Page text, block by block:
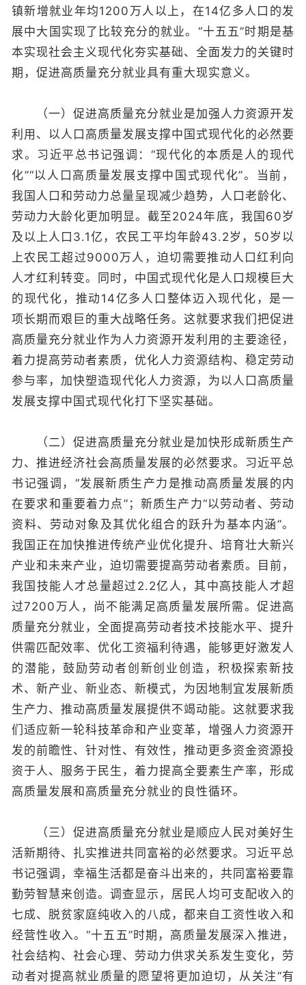
镇新增就业年均1200万人以上，在14亿多人口的发
展中大国实现了比较充分的就业。“十五五”时期是基
本实现社会主义现代化夯实基础、全面发力的关键时
期，促进高质量充分就业具有重大现实意义。
（一）促进高质量充分就业是加强人力资源开发
利用、以人口高质量发展支撑中国式现代化的必然要
求。习近平总书记强调：“现代化的本质是人的现代
化”“以人口高质量发展支撑中国式现代化”。当前，
我国人口和劳动力总量呈现减少趋势，人口老龄化、
劳动力大龄化更加明显。截至2024年底，我国60岁
及以上人口3.1亿，农民工平均年龄43.2岁，50岁以
上农民工超过9000万人，迫切需要推动人口红利向
人才红利转变。同时，中国式现代化是人口规模巨大
的现代化，推动14亿多人口整体迈入现代化，是一
项长期而艰巨的重大战略任务。这就要求我们把促进
高质量充分就业作为人力资源开发利用的主要途径，
着力提高劳动者素质，优化人力资源结构、稳定劳动
参与率，加快塑造现代化人力资源，为以人口高质量
发展支撑中国式现代化打下坚实基础。
（二）促进高质量充分就业是加快形成新质生产
力、推进经济社会高质量发展的必然要求。习近平总
书记强调，“发展新质生产力是推动高质量发展的内
在要求和重要着力点”；新质生产力“以劳动者、劳动
资料、劳动对象及其优化组合的跃升为基本内涵”。
我国正在加快推进传统产业优化提升、培育壮大新兴
产业和未来产业，迫切需要提高劳动者素质。目前，
我国技能人才总量超过2.2亿人，其中高技能人才超
过7200万人，尚不能满足高质量发展所需。促进高
质量充分就业，全面提高劳动者技术技能水平、提升
供需匹配效率、优化工资福利待遇，能够更好激发人
的潜能，鼓励劳动者创新创业创造，积极探索新技
术、新产业、新业态、新模式，为因地制宜发展新质
生产力、推动高质量发展提供不竭动能。这就要求我
们适应新一轮科技革命和产业变革，增强人力资源开
发的前瞻性、针对性、有效性，推动更多资金资源投
资于人、服务于民生，着力提高全要素生产率，形成
高质量发展和高质量充分就业的良性循环。
（三）促进高质量充分就业是顺应人民对美好生
活新期待、扎实推进共同富裕的必然要求。习近平总
书记强调，幸福生活都是奋斗出来的，共同富裕要靠
勤劳智慧来创造。调查显示，居民人均可支配收入的
七成、脱贫家庭纯收入的八成，都来自工资性收入和
经营性收入。“十五五”时期，高质量发展深入推进，
社会结构、社会心理、劳动力供求关系发生变化，劳
动者对提高就业质量的愿望将更加迫切，从关注“有